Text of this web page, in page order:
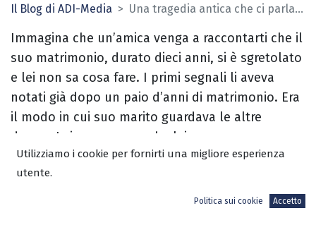
Il Blog di ADI-Media Una tragedia antica che ci parla anche oggi
Immagina che un’amica venga a raccontarti che il
suo matrimonio, durato dieci anni, si è sgretolato
e lei non sa cosa fare. I primi segnali li aveva
notati già dopo un paio d’anni di matrimonio. Era
il modo in cui suo marito guardava le altre
donne. Lui non sapeva che lei se ne accorgeva e,
all’inizio, aveva cercato di minimizzare la cosa.
Alla fine, però, lo aveva affrontato e lui non aveva
Utilizziamo i cookie per fornirti una migliore esperienza
utente.
Politica sui cookie Accetto